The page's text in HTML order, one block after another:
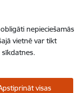
nepieciešamās
vietnē var tikt
visas